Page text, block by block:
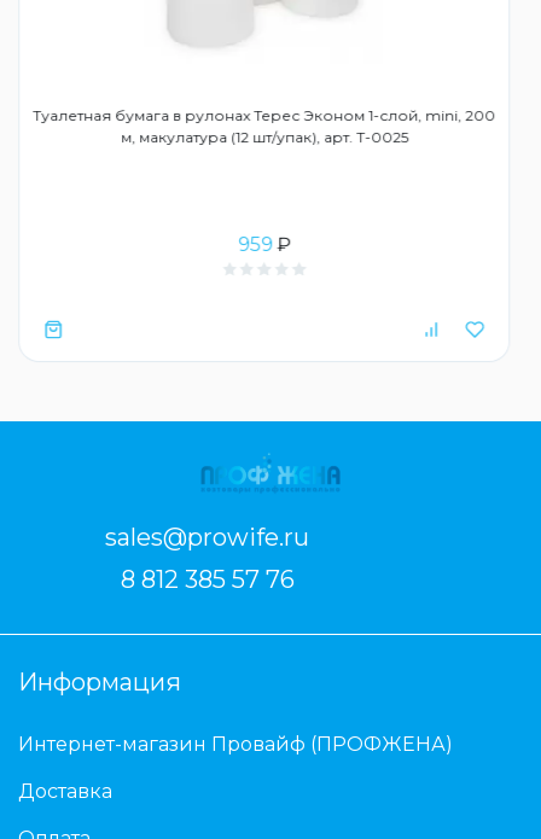
Туалетная бумага в рулонах Терес Эконом 1-слой, mini, 200
м, макулатура (12 шт/упак), арт. Т-0025
959₽
sales@prowife.ru
8 812 385 57 76
Информация
Интернет-магазин Провайф (ПРОФЖЕНА)
Доставка